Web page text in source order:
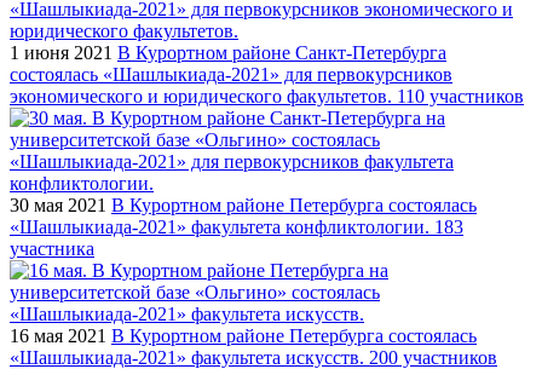
1 июня 2021 В Курортном районе Санкт-Петербурга
состоялась «Шашлыкиада-2021» для первокурсников
экономического и юридического факультетов. 110 участников
30 мая 2021 В Курортном районе Петербурга состоялась
«Шашлыкиада-2021» факультета конфликтологии. 183
участника
16 мая 2021 В Курортном районе Петербурга состоялась
«Шашлыкиада-2021» факультета искусств. 200 участников